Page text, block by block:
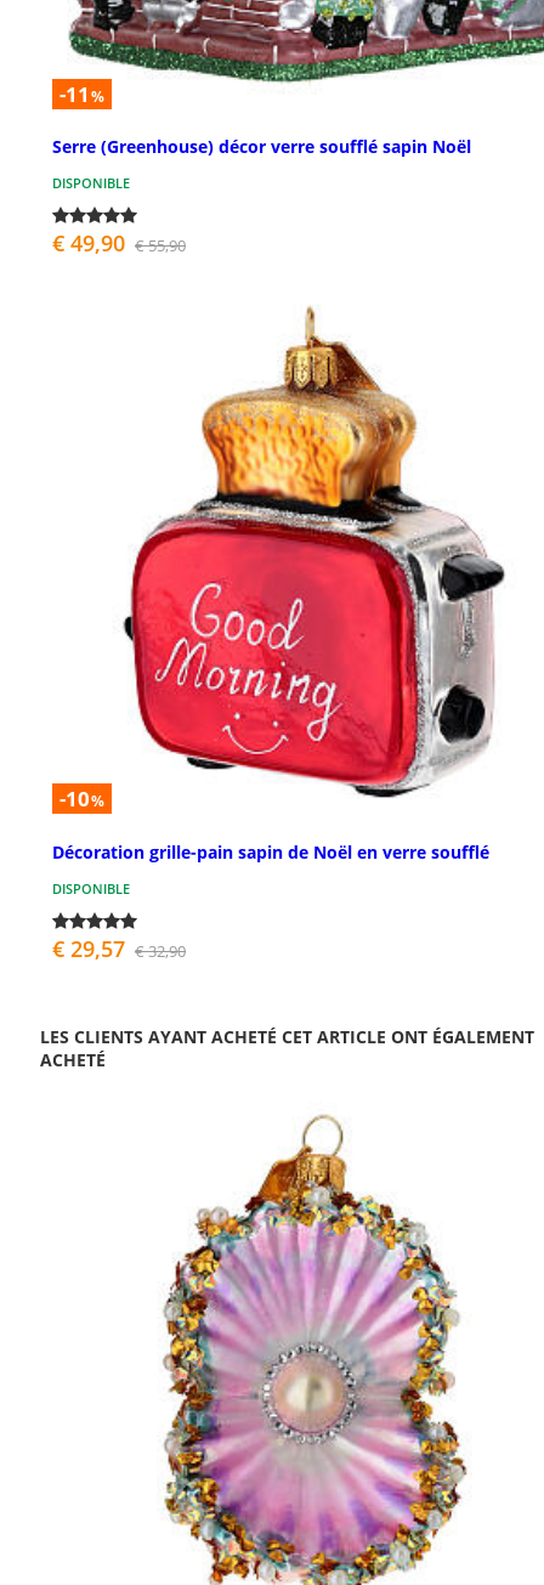
-11 %
Serre (Greenhouse) décor verre soufflé sapin Noël
DISPONIBLE
€ 49,90 € 55,90
-10%
Décoration grille-pain sapin de Noël en verre soufflé
DISPONIBLE
€ 29,57 € 32,90
LES CLIENTS AYANT ACHETÉ CET ARTICLE ONT ÉGALEMENT
ACHETÉ